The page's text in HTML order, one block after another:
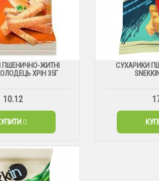
ПШЕНИЧНО-ЖИТНІ
ХРІН 35Г
10.12
СУХАРИКИ